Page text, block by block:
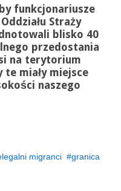
funkcjonariusze
Straży
blisko 40
przedostania
na terytorium
te miały miejsce
naszego
migranci
granica